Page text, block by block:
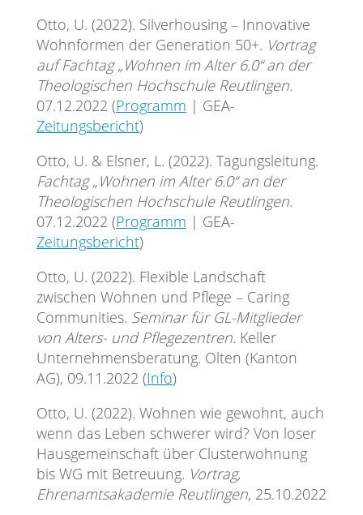
Otto, U. (2022). Silverhousing – Innovative
Wohnformen der Generation 50+. Vortrag
auf Fachtag „Wohnen im Alter 6.0“ an der
Theologischen Hochschule Reutlingen.
07.12.2022 (Programm | GEA-
Zeitungsbericht)
Otto, U. & Elsner, L. (2022). Tagungsleitung.
Fachtag „Wohnen im Alter 6.0“ an der
Theologischen Hochschule Reutlingen.
07.12.2022 (Programm | GEA-
Zeitungsbericht)
Otto, U. (2022). Flexible Landschaft
zwischen Wohnen und Pflege – Caring
Communities. Seminar für GL-Mitglieder
von Alters- und Pflegezentren. Keller
Unternehmensberatung. Olten (Kanton
AG), 09.11.2022 (Info)
Otto, U. (2022). Wohnen wie gewohnt, auch
wenn das Leben schwerer wird? Von loser
Hausgemeinschaft über Clusterwohnung
bis WG mit Betreuung. Vortrag,
Ehrenamtsakademie Reutlingen, 25.10.2022